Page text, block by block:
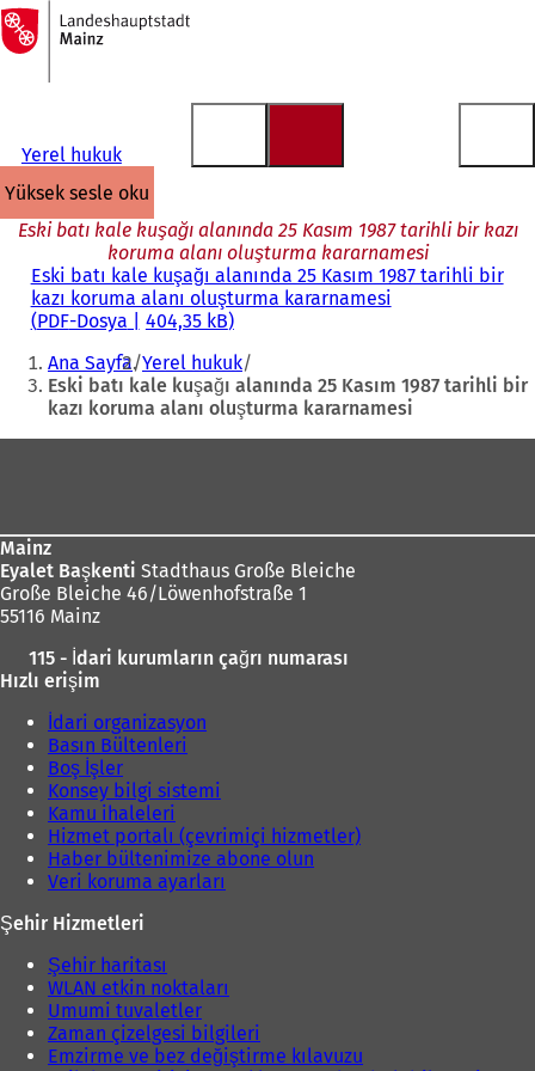
İçeriğe atla
Ana
sayfaya
Yerel hukuk
yüksek sesle oku
Eski batı kale kuşağı alanında 25 Kasım 1987 tarihli bir kazı
koruma alanı oluşturma kararnamesi
Eski batı kale kuşağı alanında 25 Kasım 1987 tarihli bir
kazı koruma alanı oluşturma kararnamesi
PDF-Dosya 404,35 kB
Buradasınız:
Ana Sayfa Yerel hukuk
Eski batı kale kuşağı alanında 25 Kasım 1987 tarihli bir
kazı koruma alanı oluşturma kararnamesi
Mainz
Eyalet Başkenti Stadthaus Große Bleiche
Große Bleiche 46/Löwenhofstraße 1
55116 Mainz
115 - İdari kurumların çağrı numarası
Hızlı erişim
İdari organizasyon
Basın Bültenleri
Boş İşler
Konsey bilgi sistemi
Kamu ihaleleri
Hizmet portalı (çevrimiçi hizmetler)
Haber bültenimize abone olun
Veri koruma ayarları
Şehir Hizmetleri
Şehir haritası
WLAN etkin noktaları
Umumi tuvaletler
Zaman çizelgesi bilgileri
Emzirme ve bez değiştirme kılavuzu